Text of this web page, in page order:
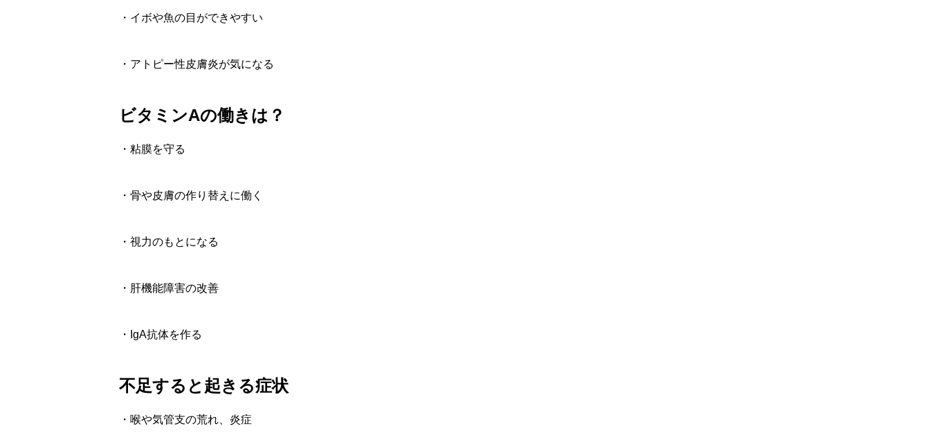
・イボや魚の目ができやすい
・アトピー性皮膚炎が気になる
ビタミンAの働きは？
・粘膜を守る
・骨や皮膚の作り替えに働く
・視力のもとになる
・肝機能障害の改善
・IgA抗体を作る
不足すると起きる症状
・喉や気管支の荒れ、炎症